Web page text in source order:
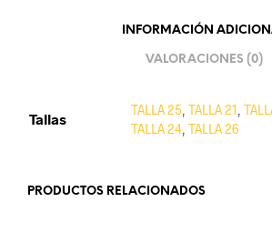
INFORMACIÓN
VALORACIONES (0)
Tallas
TALLA 25 TALLA 21
TALLA 24 TALLA 26
PRODUCTOS RELACIONADOS